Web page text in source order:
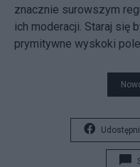
znacznie surowszym
ich moderacji. Staraj się
prymitywne wyskoki